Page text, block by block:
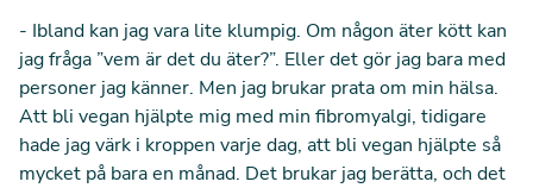
- Ibland kan jag vara lite klumpig. Om någon äter kött kan
jag fråga ”vem är det du äter?”. Eller det gör jag bara med
personer jag känner. Men jag brukar prata om min hälsa.
Att bli vegan hjälpte mig med min fibromyalgi, tidigare
hade jag värk i kroppen varje dag, att bli vegan hjälpte så
mycket på bara en månad. Det brukar jag berätta, och det